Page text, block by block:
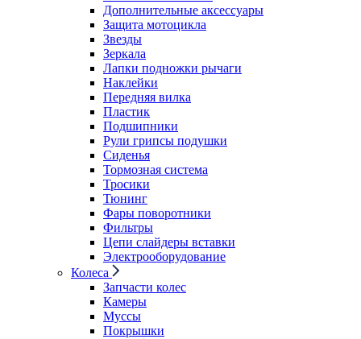
Дополнительные аксессуары
Защита мотоцикла
Звезды
Зеркала
Лапки подножки рычаги
Наклейки
Передняя вилка
Пластик
Подшипники
Рули грипсы подушки
Сиденья
Тормозная система
Тросики
Тюнинг
Фары поворотники
Фильтры
Цепи слайдеры вставки
Электрооборудование
Колеса
Запчасти колес
Камеры
Муссы
Покрышки